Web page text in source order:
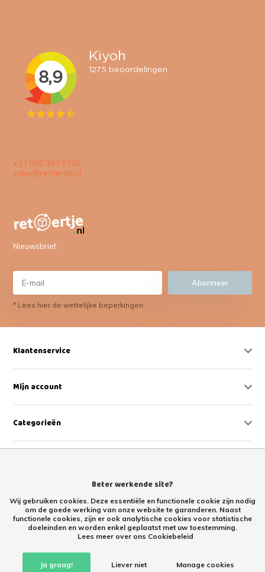
+31 085 303 0315
sales@retoertje.nl
Nieuwsbrief:
Abonneer
* Lees hier de wettelijke beperkingen
Klantenservice
Mijn account
Categorieën
Retourproducten kopen met korting – tweede kans Retoertje.nl
Beter werkende site?
Wij gebruiken cookies. Deze essentiële en functionele cookie zijn nodig
om de goede werking van onze website te garanderen. Naast
functionele cookies, zijn er ook analytische cookies voor statistische
doeleinden en worden enkel geplaatst met uw toestemming.
Lees meer over ons Cookiebeleid
Ja graag! Liever niet Manage cookies